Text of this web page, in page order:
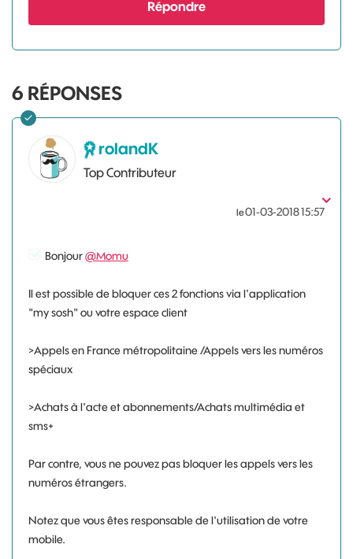
Répondre
6 RÉPONSES
rolandK
Top Contributeur
le‎01-03-201815:57
Bonjour@Momu
Il est possible de bloquer ces 2 fonctions via l'application
"my sosh" ou votre espace client
>Appels en France métropolitaine /Appels vers les numéros
spéciaux
>Achats à l'acte et abonnements/Achats multimédia et
sms+
Par contre, vous ne pouvez pas bloquer les appels vers les
numéros étrangers.
Notez que vous êtes responsable de l'utilisation de votre
mobile.